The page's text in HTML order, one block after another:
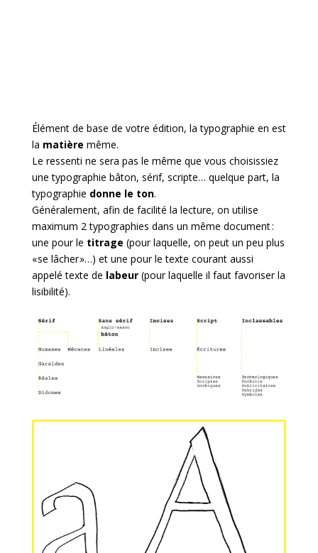
Élément de base de votre édition, la typographie en est
la matière même.
Le ressenti ne sera pas le même que vous choisissiez
une typographie bâton, sérif, scripte… quelque part, la
typographie donne le ton.
Généralement, afin de facilité la lecture, on utilise
maximum 2 typographies dans un même document :
une pour le titrage (pour laquelle, on peut un peu plus
« se lâcher »…) et une pour le texte courant aussi
appelé texte de labeur(pour laquelle il faut favoriser la
lisibilité).